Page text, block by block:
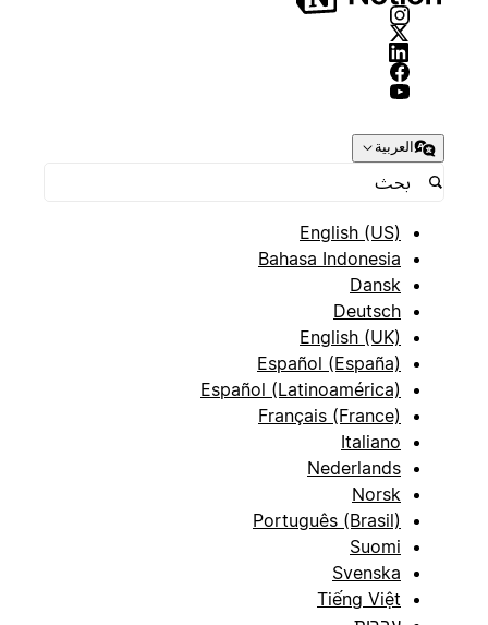
العربية
English (US)
Bahasa Indonesia
Dansk
Deutsch
English (UK)
Español (España)
Español (Latinoamérica)
Français (France)
Italiano
Nederlands
Norsk
Português (Brasil)
Suomi
Svenska
Tiếng Việt